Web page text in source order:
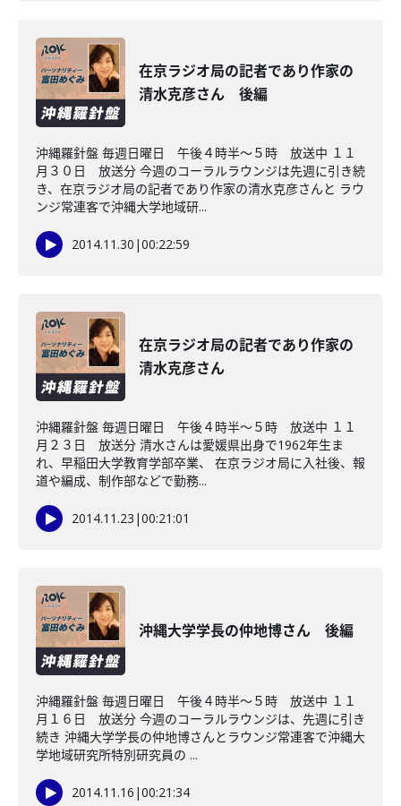
在京ラジオ局の記者であり作家の
清水克彦さん 後編
沖縄羅針盤 毎週日曜日 午後４時半～５時 放送中 １１
月３０日 放送分 今週のコーラルラウンジは先週に引き続
き、在京ラジオ局の記者であり作家の清水克彦さんと ラウ
ンジ常連客で沖縄大学地域研...
2014.11.30 |00:22:59
在京ラジオ局の記者であり作家の
清水克彦さん
沖縄羅針盤 毎週日曜日 午後４時半～５時 放送中 １１
月２３日 放送分 清水さんは愛媛県出身で1962年生ま
れ、早稲田大学教育学部卒業、 在京ラジオ局に入社後、報
道や編成、制作部などで勤務...
2014.11.23 |00:21:01
沖縄大学学長の仲地博さん 後編
沖縄羅針盤 毎週日曜日 午後４時半～５時 放送中 １１
月１６日 放送分 今週のコーラルラウンジは、先週に引き
続き 沖縄大学学長の仲地博さんとラウンジ常連客で沖縄大
学地域研究所特別研究員の ...
2014.11.16 |00:21:34